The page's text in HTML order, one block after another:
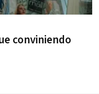
conviniendo